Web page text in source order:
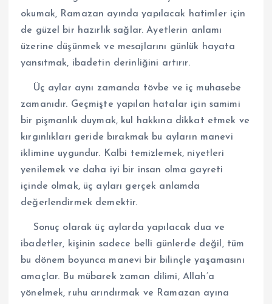
okumak, Ramazan ayında yapılacak hatimler için
de güzel bir hazırlık sağlar. Ayetlerin anlamı
üzerine düşünmek ve mesajlarını günlük hayata
yansıtmak, ibadetin derinliğini artırır.
Üç aylar aynı zamanda tövbe ve iç muhasebe
zamanıdır. Geçmişte yapılan hatalar için samimi
bir pişmanlık duymak, kul hakkına dikkat etmek ve
kırgınlıkları geride bırakmak bu ayların manevi
iklimine uygundur. Kalbi temizlemek, niyetleri
yenilemek ve daha iyi bir insan olma gayreti
içinde olmak, üç ayları gerçek anlamda
değerlendirmek demektir.
Sonuç olarak üç aylarda yapılacak dua ve
ibadetler, kişinin sadece belli günlerde değil, tüm
bu dönem boyunca manevi bir bilinçle yaşamasını
amaçlar. Bu mübarek zaman dilimi, Allah’a
yönelmek, ruhu arındırmak ve Ramazan ayına